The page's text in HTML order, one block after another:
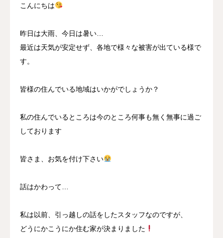
こんにちは
昨日は大雨、今日は暑い…
最近は天気が安定せず、各地で様々な被害が出ている様で
す。
皆様の住んでいる地域はいかがでしょうか？
私の住んでいるところは今のところ何事も無く無事に過ご
しております
皆さま、お気を付け下さい
話はかわって…
私は以前、引っ越しの話をしたスタッフなのですが、
どうにかこうにか住む家が決まりました